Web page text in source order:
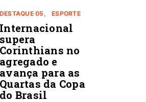
DESTAQUE 05 ESPORTE
Internacional
supera
Corinthians no
agregado e
avança para as
Quartas da Copa
do Brasil